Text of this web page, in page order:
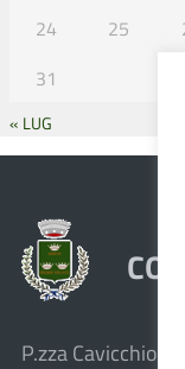
24
25
31
« LUG
P.zza